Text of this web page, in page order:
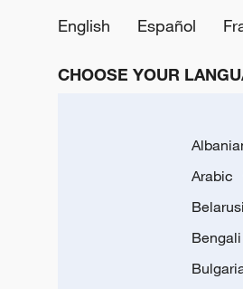
English
Español
CHOOSE YOUR
Arabic
Bengali